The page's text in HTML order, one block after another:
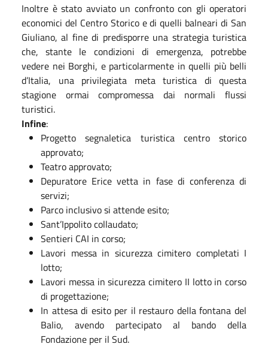
Inoltre è stato avviato un confronto con gli operatori
economici del Centro Storico e di quelli balneari di San
Giuliano, al fine di predisporre una strategia turistica
che, stante le condizioni di emergenza, potrebbe
vedere nei Borghi, e particolarmente in quelli più belli
d’Italia, una privilegiata meta turistica di questa
stagione ormai compromessa dai normali flussi
turistici.
Infine:
Progetto segnaletica turistica centro storico
approvato;
Teatro approvato;
Depuratore Erice vetta in fase di conferenza di
servizi;
Parco inclusivo si attende esito;
Sant’Ippolito collaudato;
Sentieri CAI in corso;
Lavori messa in sicurezza cimitero completati I
lotto;
Lavori messa in sicurezza cimitero II lotto in corso
di progettazione;
In attesa di esito per il restauro della fontana del
Balio, avendo partecipato al bando della
Fondazione per il Sud.